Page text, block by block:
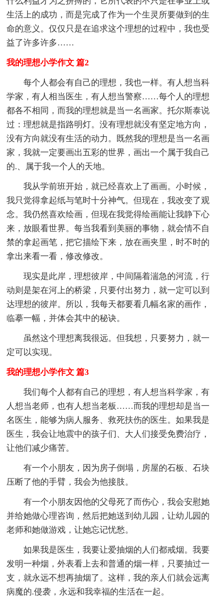
生活上的成功，而是完成了作为一个生灵所要做到的生
命的意义。仅仅只是在追求这个理想的过程中，我也受
益了许多许多……
我的理想小学作文 篇2
每个人都会有自己的理想，我也一样。有人想当科
学家，有人相当医生，有人想当警察……每个人的理想
都各不相同，而我的理想就是当一名画家。托尔斯泰说
过：理想就是指路明灯。没有理想就没有坚定地方向，
没有方向就没有生活的动力。既然我的理想是当一名画
家，我就一定要画出五彩的世界，画出一个属于我自己
的.、属于我一个人的天地。
我从学前班开始，就已经喜欢上了画画。小时候，
我只觉得拿起纸与笔时十分神气。但现在，我改变了观
念。我仍然喜欢绘画，但现在我觉得绘画能让我静下心
来，放眼看世界。每当我看到美丽的事物，就会情不自
禁的拿起画笔，把它描绘下来，放在画夹里，时不时的
拿出来看一看，修改修改。
现实是此岸，理想彼岸，中间隔着湍急的河流，行
动则是架在河上的桥梁，只要付出努力，就一定可以到
达理想的彼岸。所以，我每天都要看几幅名家的画作，
临摹一幅，并体会其中的秘诀。
虽然这个理想离我很远。但我想，只要努力，就一
定可以实现。
我的理想小学作文 篇3
我们每个人都有自己的理想，有人想当科学家，有
人想当老师，也有人想当老板……而我的理想却是当一
名医生，能够为病人服务、救死扶伤的医生。如果我是
医生，我会让地震中的孩子们、大人们接受免费治疗，
让他们减少痛苦。
有一个小朋友，因为房子倒塌，房屋的石板、石块
压断了他的手臂，我会为他接肢。
有一个小朋友因他的父母死了而伤心，我会安慰她
并给她做心理咨询，然后把她送到幼儿园，让幼儿园的
老师和她做游戏，让她忘记忧愁。
如果我是医生，我要让爱抽烟的人们都戒烟。我要
发明一种烟，外表看上去和普通的烟一样，只要抽过一
支，就永远不想再抽烟了。这样，我的亲人们就会远离
病魔的.侵袭，永远和我幸福的生活在一起。